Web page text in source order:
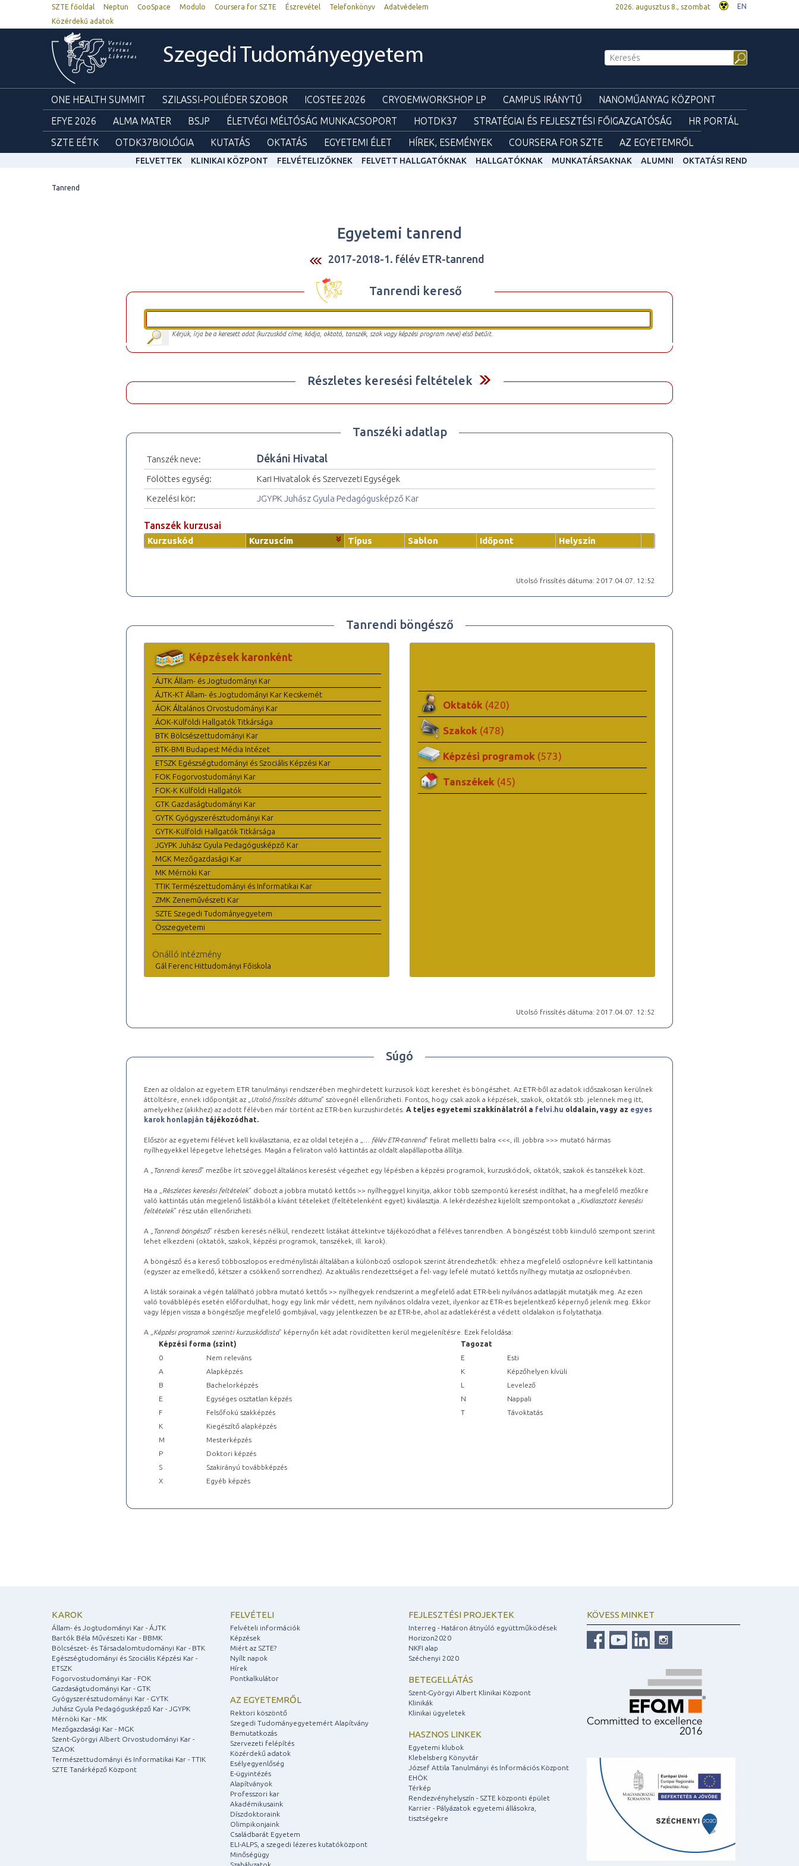
SZTE főoldal Neptun CooSpace Modulo Coursera for SZTE Észrevétel Telefonkönyv
Adatvédelem
Közérdekű adatok
2026. augusztus 8., szombat EN
Szegedi Tudományegyetem
ONE HEALTH SUMMIT SZILASSI-POLIÉDER SZOBOR ICOSTEE 2026 CRYOEMWORKSHOP LP CAMPUS IRÁNYTŰ
NANOMŰANYAG KÖZPONT
EFYE 2026
ALMA MATER BSJP ÉLETVÉGI MÉLTÓSÁG MUNKACSOPORT HOTDK37 STRATÉGIAI ÉS FEJLESZTÉSI FŐIGAZGATÓSÁG
HR PORTÁL
SZTE EÉTK
OTDK37BIOLÓGIA KUTATÁS OKTATÁS EGYETEMI ÉLET HÍREK, ESEMÉNYEK COURSERA FOR SZTE AZ EGYETEMRŐL
FELVETTEK KLINIKAI KÖZPONT FELVÉTELIZŐKNEK FELVETT HALLGATÓKNAK HALLGATÓKNAK MUNKATÁRSAKNAK ALUMNI OKTATÁSI REND
Tanrend
Egyetemi tanrend
2017-2018-1. félév ETR-tanrend
Tanrendi kereső
Kérjük, írja be a keresett adat (kurzuskód címe, kódja, oktató, tanszék, szak vagy képzési program neve) első betűit.
Részletes keresési feltételek
Tanszéki adatlap
Tanszék neve: Dékáni Hivatal
Fölöttes egység:
Kari Hivatalok és Szervezeti Egységek
Kezelési kör:
JGYPK Juhász Gyula Pedagógusképző Kar
Tanszék kurzusai
Kurzuskód Kurzuscím Típus Sablon Időpont Helyszín
Utolsó frissítés dátuma: 2017.04.07. 12:52
Tanrendi böngésző
Képzések karonként
ÁJTK Állam- és Jogtudományi Kar
ÁJTK-KT Állam- és Jogtudományi Kar Kecskemét
ÁOK Általános Orvostudományi Kar
ÁOK-Külföldi Hallgatók Titkársága
BTK Bölcsészettudományi Kar
BTK-BMI Budapest Média Intézet
ETSZK Egészségtudományi és Szociális Képzési Kar
FOK Fogorvostudományi Kar
FOK-K Külföldi Hallgatók
GTK Gazdaságtudományi Kar
GYTK Gyógyszerésztudományi Kar
GYTK-Külföldi Hallgatók Titkársága
JGYPK Juhász Gyula Pedagógusképző Kar
MGK Mezőgazdasági Kar
MK Mérnöki Kar
TTIK Természettudományi és Informatikai Kar
ZMK Zeneművészeti Kar
SZTE Szegedi Tudományegyetem
Összegyetemi
Önálló intézmény
Gál Ferenc Hittudományi Főiskola
Oktatók (420)
Szakok (478)
Képzési programok (573)
Tanszékek (45)
Utolsó frissítés dátuma: 2017.04.07. 12:52
Súgó
Ezen az oldalon az egyetem ETR tanulmányi rendszerében meghirdetett kurzusok közt kereshet és böngészhet. Az ETR-ből az adatok időszakosan kerülnek
áttöltésre, ennek időpontját az „ Utolsó frissítés dátuma” szövegnél ellenőrizheti. Fontos, hogy csak azok a képzések, szakok, oktatók stb. jelennek meg itt,
amelyekhez (akikhez) az adott félévben már történt az ETR-ben kurzushirdetés. A teljes egyetemi szakkínálatról a felvi.hu oldalain, vagy az egyes
karok honlapján tájékozódhat.
Először az egyetemi félévet kell kiválasztania, ez az oldal tetején a „ … félév ETR-tanrend” felirat melletti balra <<<, ill. jobbra >>> mutató hármas
nyílhegyekkel lépegetve lehetséges. Magán a feliraton való kattintás az oldalt alapállapotba állítja.
A „ Tanrendi kereső” mezőbe írt szöveggel általános keresést végezhet egy lépésben a képzési programok, kurzuskódok, oktatók, szakok és tanszékek közt.
Ha a „ Részletes keresési feltételek” dobozt a jobbra mutató kettős >> nyílheggyel kinyitja, akkor több szempontú keresést indíthat, ha a megfelelő mezőkre
való kattintás után megjelenő listákból a kívánt tételeket (feltételenként egyet) kiválasztja. A lekérdezéshez kijelölt szempontokat a „ Kiválasztott keresési
feltételek” rész után ellenőrizheti.
A „ Tanrendi böngésző” részben keresés nélkül, rendezett listákat áttekintve tájékozódhat a féléves tanrendben. A böngészést több kiinduló szempont szerint
lehet elkezdeni (oktatók, szakok, képzési programok, tanszékek, ill. karok).
A böngésző és a kereső többoszlopos eredménylistái általában a különböző oszlopok szerint átrendezhetők: ehhez a megfelelő oszlopnévre kell kattintania
(egyszer az emelkedő, kétszer a csökkenő sorrendhez). Az aktuális rendezettséget a fel- vagy lefelé mutató kettős nyílhegy mutatja az oszlopnévben.
A listák sorainak a végén található jobbra mutató kettős >> nyílhegyek rendszerint a megfelelő adat ETR-beli nyilvános adatlapját mutatják meg. Az ezen
való továbblépés esetén előfordulhat, hogy egy link már védett, nem nyilvános oldalra vezet, ilyenkor az ETR-es bejelentkező képernyő jelenik meg. Ekkor
vagy lépjen vissza a böngészője megfelelő gombjával, vagy jelentkezzen be az ETR-be, ahol az adatlekérést a védett oldalakon is folytathatja.
A „ Képzési programok szerinti kurzuskódlista” képernyőn két adat rövidítetten kerül megjelenítésre. Ezek feloldása:
Képzési forma (szint)
Tagozat
0
Nem releváns E
Esti
A
Alapképzés K
Képzőhelyen kívüli
B
Bachelorképzés L
Levelező
E
Egységes osztatlan képzés N
Nappali
F
Felsőfokú szakképzés T
Távoktatás
K
Kiegészítő alapképzés
M
Mesterképzés
P
Doktori képzés
S
Szakirányú továbbképzés
X
Egyéb képzés
KAROK
Állam- és Jogtudományi Kar - ÁJTK
Bartók Béla Művészeti Kar - BBMK
Bölcsészet- és Társadalomtudományi Kar - BTK
Egészségtudományi és Szociális Képzési Kar -
ETSZK
Fogorvostudományi Kar - FOK
Gazdaságtudományi Kar - GTK
Gyógyszerésztudományi Kar - GYTK
Juhász Gyula Pedagógusképző Kar - JGYPK
Mérnöki Kar - MK
Mezőgazdasági Kar - MGK
Szent-Györgyi Albert Orvostudományi Kar -
SZAOK
Természettudományi és Informatikai Kar - TTIK
SZTE Tanárképző Központ
FELVÉTELI
Felvételi információk
Képzések
Miért az SZTE?
Nyílt napok
Hírek
Pontkalkulátor
AZ EGYETEMRŐL
Rektori köszöntő
Szegedi Tudományegyetemért Alapítvány
Bemutatkozás
Szervezeti felépítés
Közérdekű adatok
Esélyegyenlőség
E-ügyintézés
Alapítványok
Professzori kar
Akadémikusaink
Díszdoktoraink
Olimpikonjaink
Családbarát Egyetem
ELI-ALPS, a szegedi lézeres kutatóközpont
Minőségügy
Szabályzatok
FEJLESZTÉSI PROJEKTEK
Interreg - Határon átnyúló együttműködések
Horizon2020
NKFI alap
Széchenyi 2020
BETEGELLÁTÁS
Szent-Györgyi Albert Klinikai Központ
Klinikák
Klinikai ügyeletek
HASZNOS LINKEK
Egyetemi klubok
Klebelsberg Könyvtár
József Attila Tanulmányi és Információs Központ
EHÖK
Térkép
Rendezvényhelyszín - SZTE központi épület
Karrier - Pályázatok egyetemi állásokra,
tisztségekre
KÖVESS MINKET